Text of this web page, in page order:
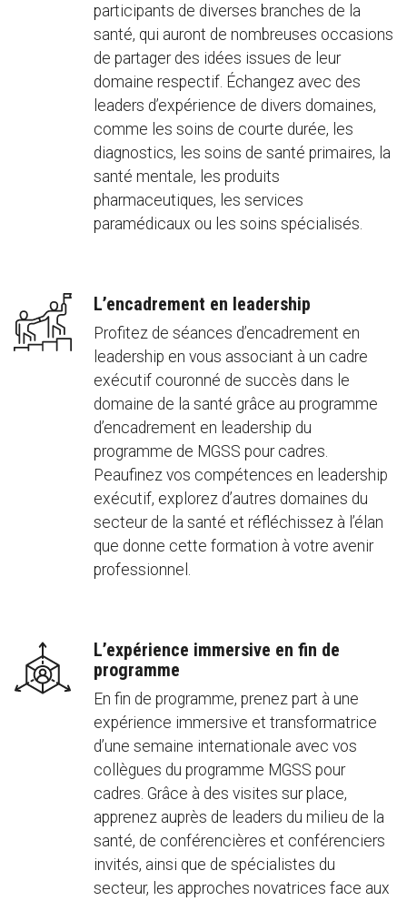
participants de diverses branches de la
santé, qui auront de nombreuses occasions
de partager des idées issues de leur
domaine respectif. Échangez avec des
leaders d’expérience de divers domaines,
comme les soins de courte durée, les
diagnostics, les soins de santé primaires, la
santé mentale, les produits
pharmaceutiques, les services
paramédicaux ou les soins spécialisés.
L’encadrement en leadership
Profitez de séances d’encadrement en
leadership en vous associant à un cadre
exécutif couronné de succès dans le
domaine de la santé grâce au programme
d’encadrement en leadership du
programme de MGSS pour cadres.
Peaufinez vos compétences en leadership
exécutif, explorez d’autres domaines du
secteur de la santé et réfléchissez à l’élan
que donne cette formation à votre avenir
professionnel.
L’expérience immersive en fin de
programme
En fin de programme, prenez part à une
expérience immersive et transformatrice
d’une semaine internationale avec vos
collègues du programme MGSS pour
cadres. Grâce à des visites sur place,
apprenez auprès de leaders du milieu de la
santé, de conférencières et conférenciers
invités, ainsi que de spécialistes du
secteur, les approches novatrices face aux